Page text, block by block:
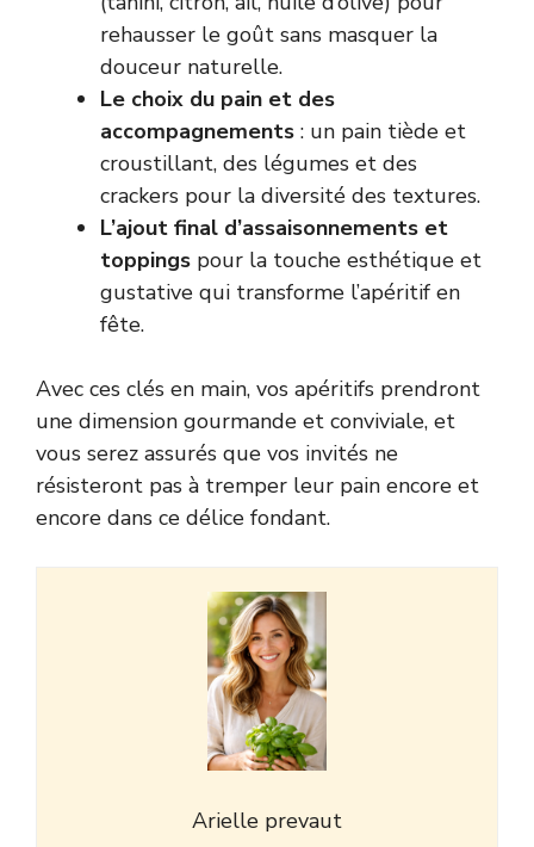
rehausser le goût sans masquer la
douceur naturelle.
Le choix du pain et des
accompagnements : un pain tiède et
croustillant, des légumes et des
crackers pour la diversité des textures.
L’ajout final d’assaisonnements et
toppings pour la touche esthétique et
gustative qui transforme l’apéritif en
fête.
Avec ces clés en main, vos apéritifs prendront
une dimension gourmande et conviviale, et
vous serez assurés que vos invités ne
résisteront pas à tremper leur pain encore et
encore dans ce délice fondant.
Arielle prevaut